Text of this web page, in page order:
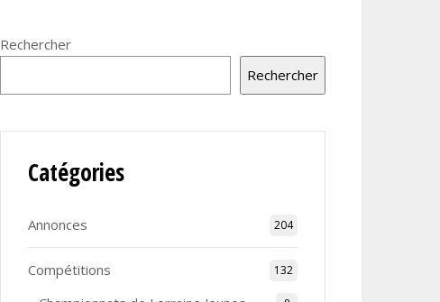
Rechercher
Rechercher
Catégories
Annonces 204
Compétitions 132